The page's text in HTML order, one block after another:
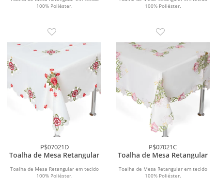
100% Poliéster.
100% Poliéster.
P$07021D
Toalha de Mesa Retangular
Toalha de Mesa Retangular em tecido
100% Poliéster.
P$07021C
Toalha de Mesa Retangular
Toalha de Mesa Retangular em tecido
100% Poliéster.